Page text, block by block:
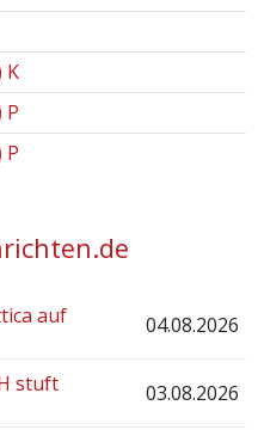
K
P
P
auf 04.08.2026
stuft 03.08.2026